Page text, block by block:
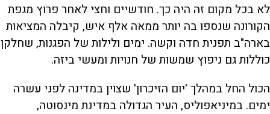
לא בכל מקום זה היה כך. חודשיים וחצי לאחר פרוץ מגפת
הקורונה שנספו בה יותר ממאה אלף איש, קיבלה המציאות
בארה"ב תפנית חדה וקשה. ימים ולילות של הפגנות, שחלקן
כוללות גם ניפוץ שמשות של חנויות ומעשי ביזה.
הכול החל במהלך 'יום הזיכרון' שצוין במדינה לפני עשרה
ימים. במיניאפוליס, העיר הגדולה במדינת מינסוטה,